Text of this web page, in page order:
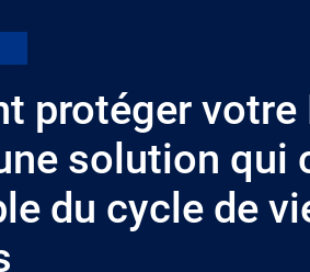
protéger votre
solution qui
du cycle de